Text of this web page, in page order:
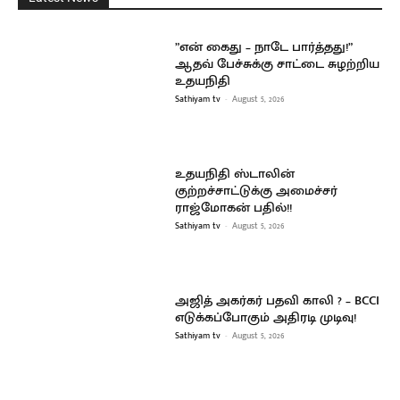
”என் கைது – நாடே பார்த்தது!”
ஆதவ் பேச்சுக்கு சாட்டை சுழற்றிய
உதயநிதி
Sathiyam tv - August 5, 2026
உதயநிதி ஸ்டாலின்
குற்றச்சாட்டுக்கு அமைச்சர்
ராஜ்மோகன் பதில்!!
Sathiyam tv - August 5, 2026
அஜித் அகர்கர் பதவி காலி ? – BCCI
எடுக்கப்போகும் அதிரடி முடிவு!
Sathiyam tv - August 5, 2026